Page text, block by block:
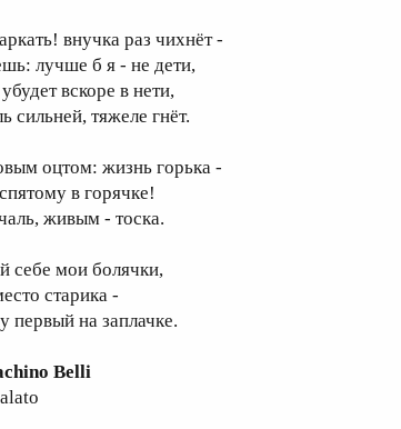
внучка раз чихнёт -
лучше б я - не дети,
вскоре в нети,
сильней, тяжеле гнёт.
оцтом: жизнь горька -
в горячке!
живым - тоска.
себе мои болячки,
старика -
первый на заплачке.
Belli